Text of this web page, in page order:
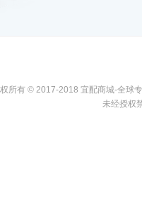
权所有 © 2017-2018 宜配商城-全球
未经授权